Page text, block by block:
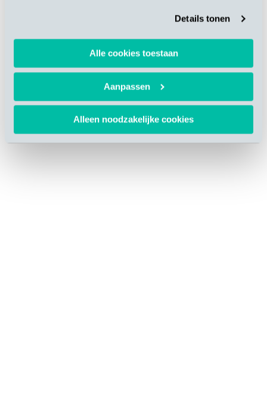
Details tonen
Alle cookies toestaan
Aanpassen
Alleen noodzakelijke cookies